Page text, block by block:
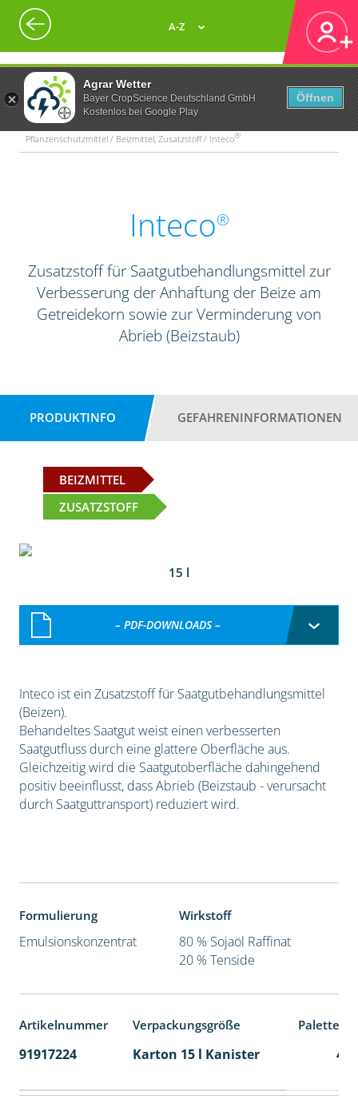
Agrar Wetter
Bayer CropScience Deutschland GmbH
Kostenlos bei Google Play
Öffnen
A-Z
Pflanzenschutzmittel / Beizmittel, Zusatzstoff / Inteco®
Inteco®
Zusatzstoff für Saatgutbehandlungsmittel zur
Verbesserung der Anhaftung der Beize am
Getreidekorn sowie zur Verminderung von
Abrieb (Beizstaub)
PRODUKTINFO GEFAHRENINFORMATIONEN
BEIZMITTEL
ZUSATZSTOFF
15 l
– PDF-DOWNLOADS –
Inteco ist ein Zusatzstoff für Saatgutbehandlungsmittel
(Beizen).
Behandeltes Saatgut weist einen verbesserten
Saatgutfluss durch eine glattere Oberfläche aus.
Gleichzeitig wird die Saatgutoberfläche dahingehend
positiv beeinflusst, dass Abrieb (Beizstaub - verursacht
durch Saatguttransport) reduziert wird.
Formulierung
Emulsionskonzentrat
Wirkstoff
80 % Sojaöl Raffinat
20 % Tenside
Artikelnummer Verpackungsgröße
91917224 Karton 15 l Kanister 48